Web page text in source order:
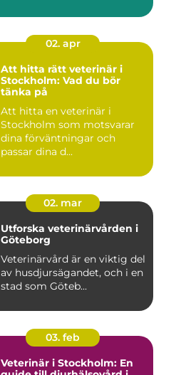
02. apr
Att hitta rätt veterinär i
Stockholm: Vad du bör
tänka på
Att hitta en veterinär i
Stockholm som motsvarar
dina förväntningar och
passar dina d...
02. mar
Utforska veterinärvården i
Göteborg
Veterinärvård är en viktig del
av husdjursägandet, och i en
stad som Göteb...
03. feb
Veterinär i Stockholm: En